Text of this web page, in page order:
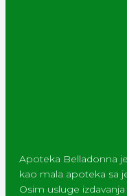
Apoteka Belladonna
kao mala apoteka sa
Osim usluge